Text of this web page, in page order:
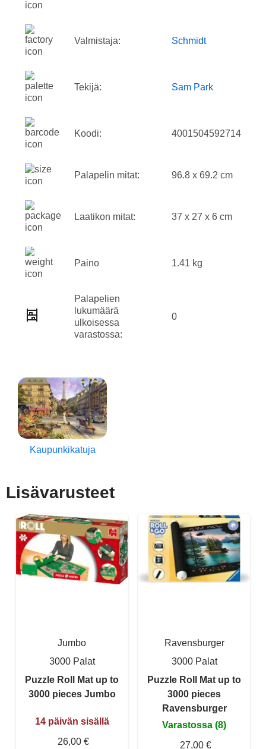
Valmistaja: Schmidt
Tekijä: Sam Park
Koodi: 4001504592714
Palapelin mitat: 96.8 x 69.2 cm
Laatikon mitat: 37 x 27 x 6 cm
Paino 1.41 kg
Palapelien
lukumäärä
ulkoisessa
varastossa:
0
Kaupunkikatuja
Lisävarusteet
Jumbo
3000 Palat
Puzzle Roll Mat up to
3000 pieces Jumbo
14 päivän sisällä
26,00 €
Ravensburger
3000 Palat
Puzzle Roll Mat up to
3000 pieces
Ravensburger
Varastossa (8)
27,00 €